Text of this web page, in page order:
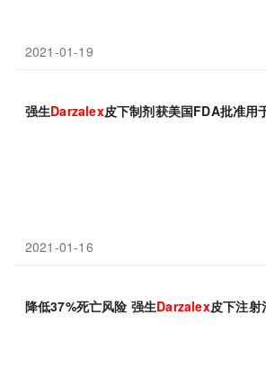
2021-01-19
强生Darzalex皮下制剂获美国FDA批准用
2021-01-16
降低37%死亡风险 强生Darzalex皮下注射